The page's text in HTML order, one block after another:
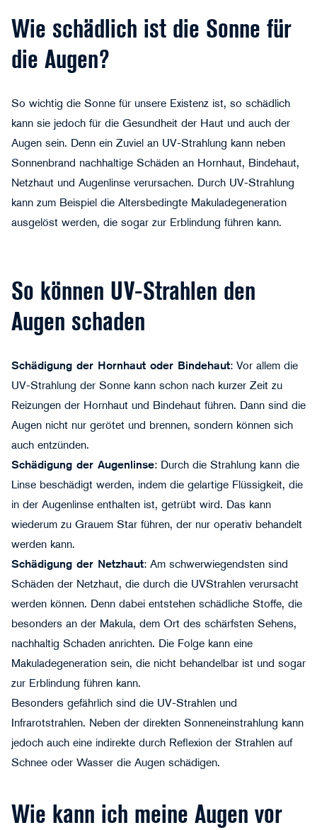
Wie schädlich ist die Sonne für
die Augen?
So wichtig die Sonne für unsere Existenz ist, so schädlich
kann sie jedoch für die Gesundheit der Haut und auch der
Augen sein. Denn ein Zuviel an UV-Strahlung kann neben
Sonnenbrand nachhaltige Schäden an Hornhaut, Bindehaut,
Netzhaut und Augenlinse verursachen. Durch UV-Strahlung
kann zum Beispiel die Altersbedingte Makuladegeneration
ausgelöst werden, die sogar zur Erblindung führen kann.
contrastwerkstatt - stock.adobe.com
So können UV-Strahlen den
Augen schaden
Schädigung der Hornhaut oder Bindehaut: Vor allem die
UV-Strahlung der Sonne kann schon nach kurzer Zeit zu
Reizungen der Hornhaut und Bindehaut führen. Dann sind die
Augen nicht nur gerötet und brennen, sondern können sich
auch entzünden.
Schädigung der Augenlinse: Durch die Strahlung kann die
Linse beschädigt werden, indem die gelartige Flüssigkeit, die
in der Augenlinse enthalten ist, getrübt wird. Das kann
wiederum zu Grauem Star führen, der nur operativ behandelt
werden kann.
Schädigung der Netzhaut: Am schwerwiegendsten sind
Schäden der Netzhaut, die durch die UVStrahlen verursacht
werden können. Denn dabei entstehen schädliche Stoffe, die
besonders an der Makula, dem Ort des schärfsten Sehens,
nachhaltig Schaden anrichten. Die Folge kann eine
Makuladegeneration sein, die nicht behandelbar ist und sogar
zur Erblindung führen kann.
Besonders gefährlich sind die UV-Strahlen und
Infrarotstrahlen. Neben der direkten Sonneneinstrahlung kann
jedoch auch eine indirekte durch Reflexion der Strahlen auf
Schnee oder Wasser die Augen schädigen.
Wie kann ich meine Augen vor